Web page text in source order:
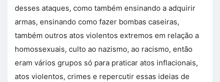
desses ataques, como também ensinando a adquirir
armas, ensinando como fazer bombas caseiras,
também outros atos violentos extremos em relação a
homossexuais, culto ao nazismo, ao racismo, então
eram vários grupos só para praticar atos inflacionais,
atos violentos, crimes e repercutir essas ideias de